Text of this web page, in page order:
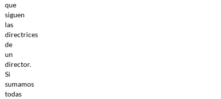
que
siguen
las
directrices
de
un
director.
Si
sumamos
todas